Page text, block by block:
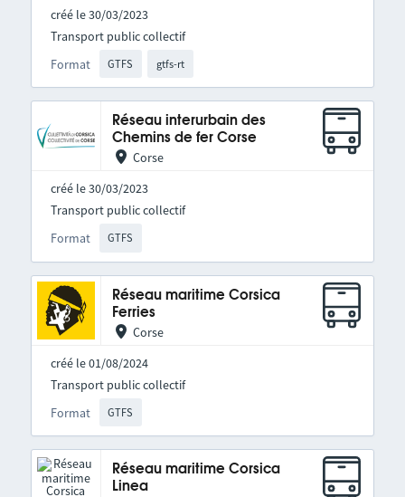
créé le 30/03/2023
Format GTFS gtfs-rt
Transport public collectif
Réseau interurbain des
Chemins de fer Corse
Corse
créé le 30/03/2023
Format GTFS
Transport public collectif
Réseau maritime Corsica
Ferries
Corse
créé le 01/08/2024
Format GTFS
Transport public collectif
Réseau maritime Corsica
Linea